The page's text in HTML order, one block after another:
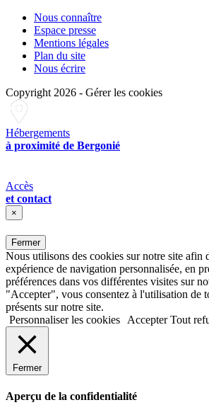
Nous connaître
Espace presse
Mentions légales
Plan du site
Nous écrire
Copyright 2026 - Gérer les cookies
Hébergements
à proximité de Bergonié
Accès
et contact
×
Fermer
Nous utilisons des cookies sur notre site afin
expérience de navigation personnalisée, en
préférences dans vos différentes visites sur
"Accepter", vous consentez à l'utilisation de
présents sur notre site.
Personnaliser les cookies
Accepter Tout
Fermer
Aperçu de la confidentialité